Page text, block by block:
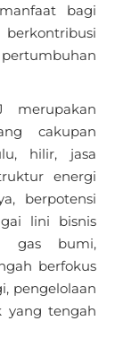
bagi
merupakan
cakupan
hilir, jasa
energi
berpotensi
lini bisnis
gas bumi,
berfokus
pengelolaan
yang tengah